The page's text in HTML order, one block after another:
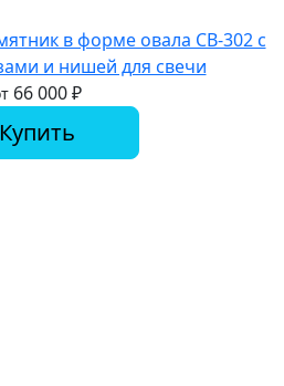
в форме овала СВ-302 с
и нишей для свечи
66 000₽
Купить